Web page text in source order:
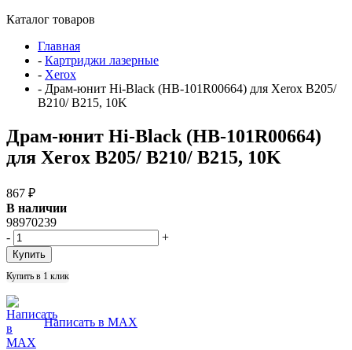
Каталог товаров
Главная
- Картриджи лазерные
- Xerox
- Драм-юнит Hi-Black (HB-101R00664) для Xerox B205/
B210/ B215, 10K
Драм-юнит Hi-Black (HB-101R00664)
для Xerox B205/ B210/ B215, 10K
867 ₽
В наличии
98970239
-
+
Купить в 1 клик
Написать в MAX